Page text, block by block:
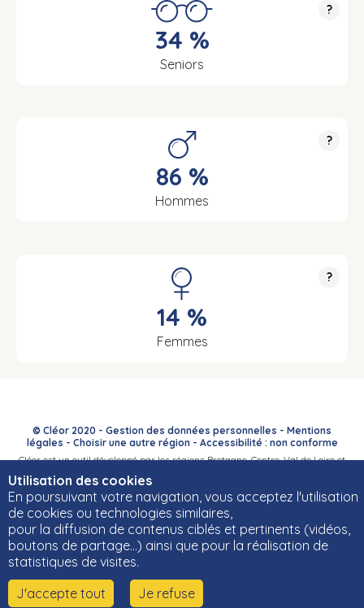
Utilisation des cookies
En poursuivant votre navigation, vous acceptez l'utilisation
de cookies ou technologies similaires,
pour la diffusion de contenus ciblés et pertinents (vidéos,
boutons de partage…) ainsi que pour la réalisation de
statistiques de visites.
J'accepte tout
Je refuse
?
34 %
Seniors
?
86 %
Hommes
?
14 %
Femmes
© Cléor 2020 - Gestion des données personnelles - Mentions
légales - Choisir une autre région- Accessibilité : non conforme
Cléor est un outil développé par les régions Bretagne, Centre-Val de Loire et